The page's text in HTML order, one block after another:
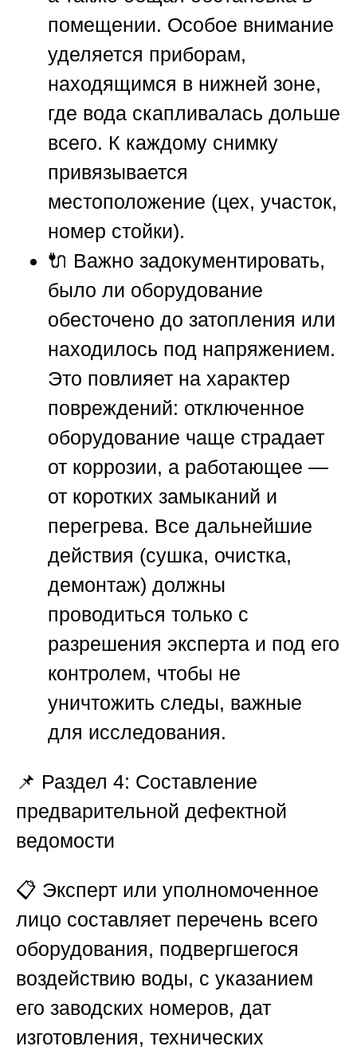
помещении. Особое внимание
уделяется приборам,
находящимся в нижней зоне,
где вода скапливалась дольше
всего. К каждому снимку
привязывается
местоположение (цех, участок,
номер стойки).
🔌 Важно задокументировать,
было ли оборудование
обесточено до затопления или
находилось под напряжением.
Это повлияет на характер
повреждений: отключенное
оборудование чаще страдает
от коррозии, а работающее —
от коротких замыканий и
перегрева. Все дальнейшие
действия (сушка, очистка,
демонтаж) должны
проводиться только с
разрешения эксперта и под его
контролем, чтобы не
уничтожить следы, важные
для исследования.
📌 Раздел 4: Составление
предварительной дефектной
ведомости
📋 Эксперт или уполномоченное
лицо составляет перечень всего
оборудования, подвергшегося
воздействию воды, с указанием
его заводских номеров, дат
изготовления, технических